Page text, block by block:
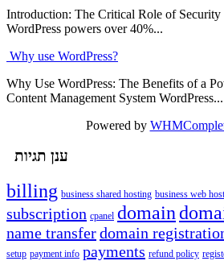
Introduction: The Critical Role of Security
WordPress powers over 40%...
Why use WordPress?
Why Use WordPress: The Benefits of a
Content Management System WordPress...
Powered by
ענן תגיות
billing business shared hosting business web
subscription cpanel domain
name transferdomain
setup payment info payments refund policy